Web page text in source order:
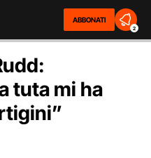
ABBONATI
2
tuta mi ha